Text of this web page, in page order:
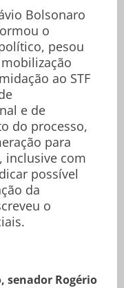
Bolsonaro
o
pesou
ao STF
e de
do processo,
para
inclusive com
possível
da
o
senador Rogério